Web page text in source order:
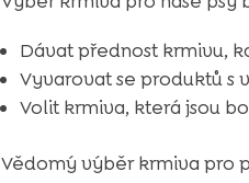
Dávat přednost krmivu,
Vyvarovat se produktů s
Volit krmiva, která jsou
Vědomý výběr krmiva pro